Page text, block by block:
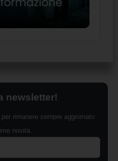
newsletter!
rimanere sempre aggiornato
novità.